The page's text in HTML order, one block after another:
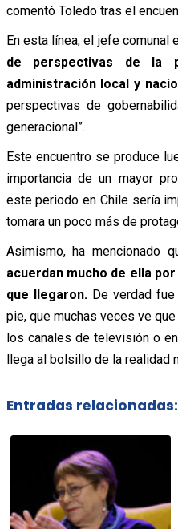
comentó Toledo tras el
En esta línea, el jefe comunal
de perspectivas de la
administración local y
perspectivas de
generacional”.
Este encuentro se produce
importancia de un mayor
este periodo en Chile sería
tomara un poco más de
Asimismo, ha mencionado
acuerdan mucho de ella
que llegaron. De verdad
pie, que muchas veces ve
los canales de televisión o
llega al bolsillo de la realidad
Entradas relacionadas: